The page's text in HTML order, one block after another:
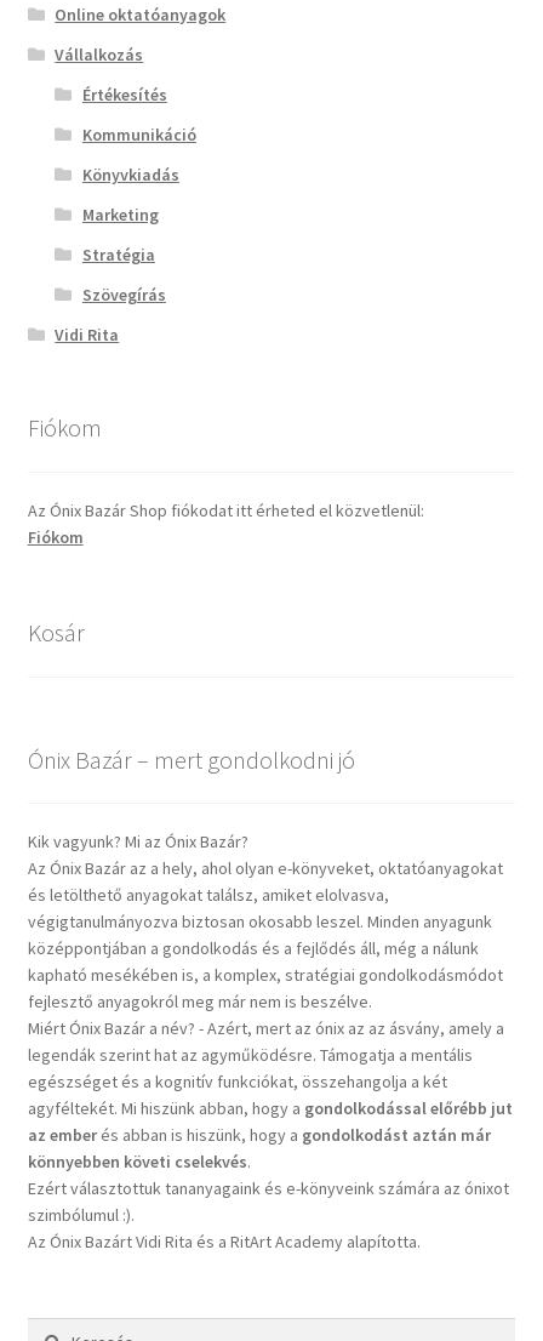
Online oktatóanyagok
Vállalkozás
Értékesítés
Kommunikáció
Könyvkiadás
Marketing
Stratégia
Szövegírás
Vidi Rita
Fiókom
Az Ónix Bazár Shop fiókodat itt érheted el közvetlenül:
Fiókom
Kosár
Ónix Bazár – mert gondolkodni jó
Kik vagyunk? Mi az Ónix Bazár?
Az Ónix Bazár az a hely, ahol olyan e-könyveket, oktatóanyagokat
és letölthető anyagokat találsz, amiket elolvasva,
végigtanulmányozva biztosan okosabb leszel. Minden anyagunk
középpontjában a gondolkodás és a fejlődés áll, még a nálunk
kapható mesékében is, a komplex, stratégiai gondolkodásmódot
fejlesztő anyagokról meg már nem is beszélve.
Miért Ónix Bazár a név? - Azért, mert az ónix az az ásvány, amely a
legendák szerint hat az agyműködésre. Támogatja a mentális
egészséget és a kognitív funkciókat, összehangolja a két
agyféltekét. Mi hiszünk abban, hogy a gondolkodással előrébb jut
az emberés abban is hiszünk, hogy a gondolkodást aztán már
könnyebben követi cselekvés.
Ezért választottuk tananyagaink és e-könyveink számára az ónixot
szimbólumul :).
Az Ónix Bazárt Vidi Rita és a RitArt Academy alapította.
Keresés: